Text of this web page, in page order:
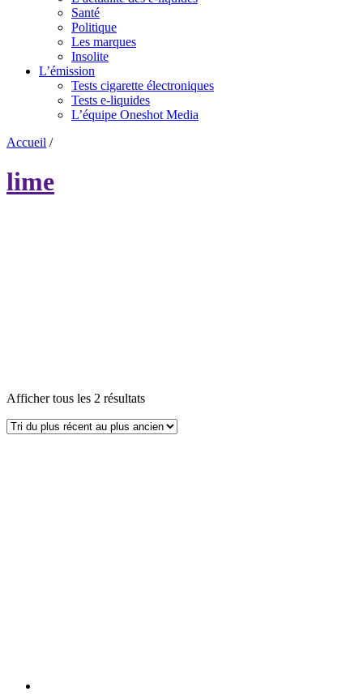
Santé
Politique
Les marques
Insolite
L’émission
Tests cigarette électroniques
Tests e-liquides
L’équipe Oneshot Media
Accueil /
lime
Afficher tous les 2 résultats